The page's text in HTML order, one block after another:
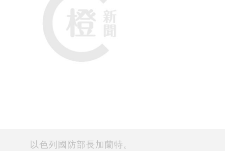
以色列國防部長加蘭特。